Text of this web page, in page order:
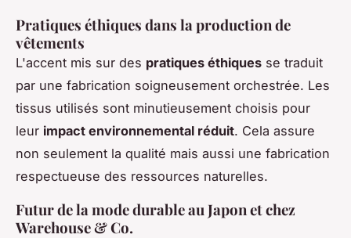
Pratiques éthiques dans la production de
vêtements
L'accent mis sur des pratiques éthiques se traduit
par une fabrication soigneusement orchestrée. Les
tissus utilisés sont minutieusement choisis pour
leur impact environnemental réduit. Cela assure
non seulement la qualité mais aussi une fabrication
respectueuse des ressources naturelles.
Futur de la mode durable au Japon et chez
Warehouse & Co.